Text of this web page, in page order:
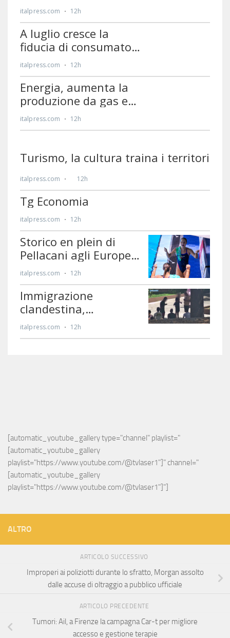
[automatic_youtube_gallery type="channel" playlist="
[automatic_youtube_gallery
playlist="https://www.youtube.com/@tvlaser1"]" channel="
[automatic_youtube_gallery
playlist="https://www.youtube.com/@tvlaser1"]"]
ALTRO
ARTICOLO SUCCESSIVO
Improperi ai poliziotti durante lo sfratto, Morgan assolto
dalle accuse di oltraggio a pubblico ufficiale
ARTICOLO PRECEDENTE
Tumori: Ail, a Firenze la campagna Car-t per migliore
accesso e gestione terapie